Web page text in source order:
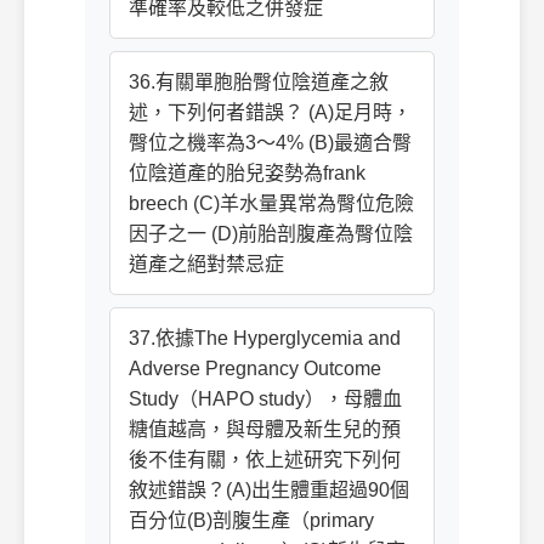
準確率及較低之併發症
36.有關單胞胎臀位陰道產之敘
述，下列何者錯誤？ (A)足月時，
臀位之機率為3～4% (B)最適合臀
位陰道產的胎兒姿勢為frank
breech (C)羊水量異常為臀位危險
因子之一 (D)前胎剖腹產為臀位陰
道產之絕對禁忌症
37.依據The Hyperglycemia and
Adverse Pregnancy Outcome
Study（HAPO study），母體血
糖值越高，與母體及新生兒的預
後不佳有關，依上述研究下列何
敘述錯誤？(A)出生體重超過90個
百分位(B)剖腹生產（primary